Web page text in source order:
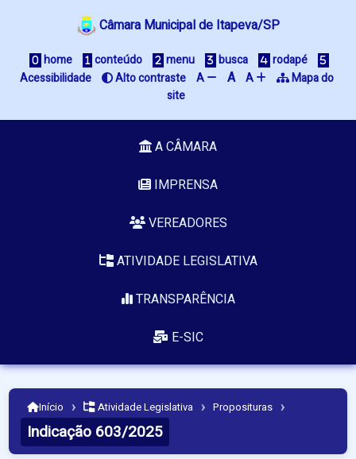
Câmara Municipal de Itapeva/SP
home conteúdo menu busca
rodapé
Acessibilidade
Alto contraste A A A
Mapa do
site
A CÂMARA
IMPRENSA
VEREADORES
ATIVIDADE LEGISLATIVA
TRANSPARÊNCIA
E-SIC
Início › Atividade Legislativa › Proposituras ›
Indicação 603/2025